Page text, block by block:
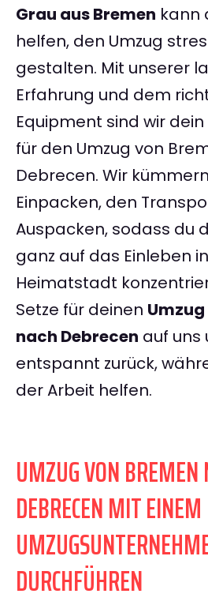
Grau aus Bremen kann
helfen, den Umzug
gestalten. Mit unserer
Erfahrung und dem
Equipment sind wir
für den Umzug von
Debrecen. Wir
Einpacken, den
Auspacken, sodass du
ganz auf das Einleben
Heimatstadt
Setze für deinen
nach Debrecen auf uns
entspannt zurück,
der Arbeit helfen.
UMZUG VON BREMEN
DEBRECEN MIT EINEM
DURCHFÜHREN